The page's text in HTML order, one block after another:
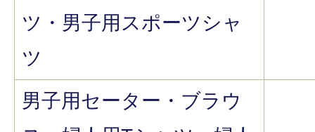
ツ・男子用スポーツシャ
ツ
男子用セーター・ブラウ